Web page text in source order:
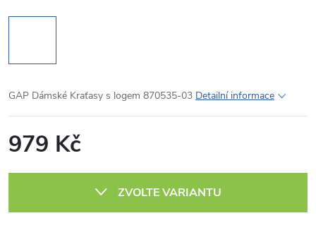
GAP Dámské Kraťasy s logem 870535-03 Detailní informace
979 Kč
ZVOLTE VARIANTU